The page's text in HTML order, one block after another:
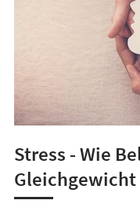
Stress - Wie